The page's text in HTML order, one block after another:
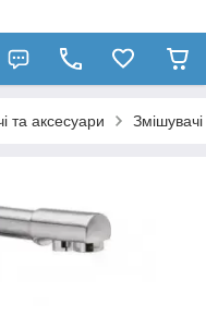
та аксесуари